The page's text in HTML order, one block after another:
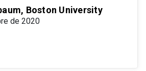
Boston University
de 2020